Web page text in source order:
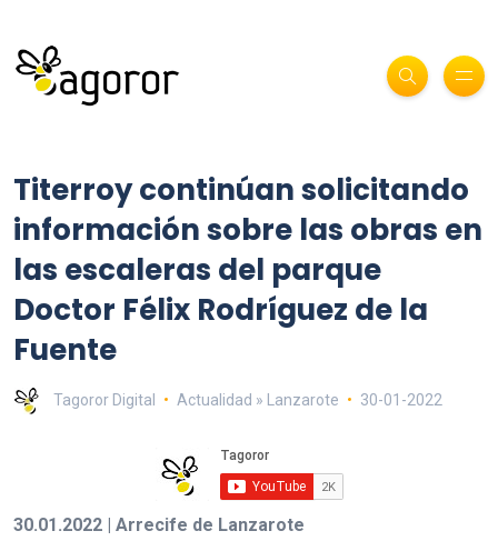
Titerroy continúan solicitando
información sobre las obras en
las escaleras del parque
Doctor Félix Rodríguez de la
Fuente
Tagoror Digital Actualidad » Lanzarote 30-01-2022
30.01.2022 | Arrecife de Lanzarote